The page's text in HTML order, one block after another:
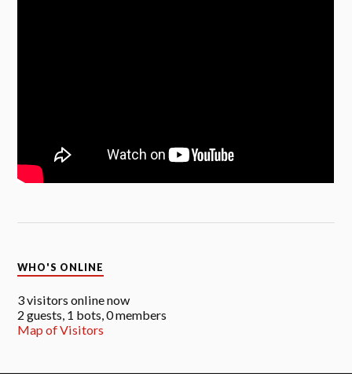
WHO'S ONLINE
3 visitors online now
2 guests, 1 bots,0 members
Map of Visitors